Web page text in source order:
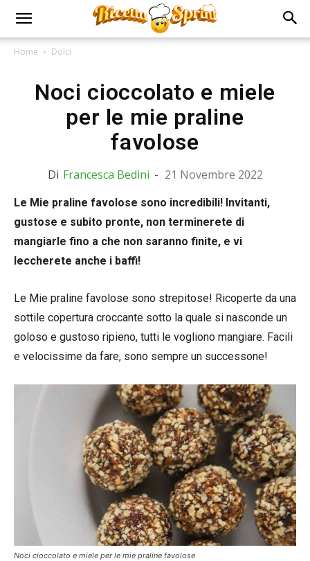
Home Dolci
Noci cioccolato e miele
per le mie praline
favolose
Di Francesca Bedini - 21 Novembre 2022
Le Mie praline favolose sono incredibili! Invitanti,
gustose e subito pronte, non terminerete di
mangiarle fino a che non saranno finite, e vi
leccherete anche i baffi!
Le Mie praline favolose sono strepitose! Ricoperte da una
sottile copertura croccante sotto la quale si nasconde un
goloso e gustoso ripieno, tutti le vogliono mangiare. Facili
e velocissime da fare, sono sempre un successone!
Noci cioccolato e miele per le mie praline favolose